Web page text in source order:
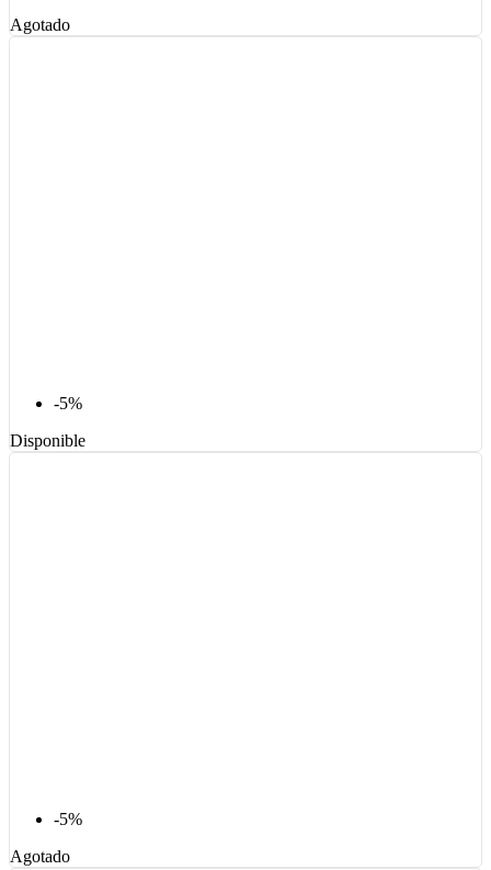
Agotado
-5%
Disponible
-5%
Agotado